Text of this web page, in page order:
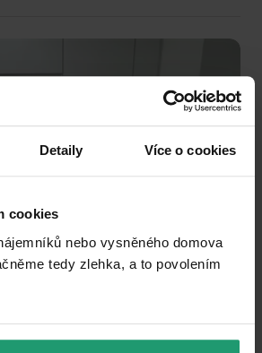
Detaily Více o cookies
cookies
nebo vysněného domova
tedy zlehka, a to povolením
1